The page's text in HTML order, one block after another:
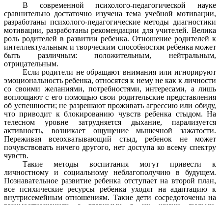
В современной психолого-педагогической науке
сравнительно достаточно изучена тема учебной мотивации,
разработаны психолого-педагогические методы диагностики
мотивации, разработаны рекомендации для учителей. Велика
роль родителей в развитии ребенка. Отношение родителей к
интеллектуальным и творческим способностям ребенка может
быть различным: положительным, нейтральным,
отрицательным.
Если родители не обращают внимания или игнорируют
эмоциональность ребенка, относятся к нему не как к личности
со своими желаниями, потребностями, интересами, а лишь
воплощают с его помощью свои родительские представления
об успешности; не разрешают проживать агрессию или обиду,
что приводит к блокированию чувств ребенка стыдом. На
телесном уровне затрудняется дыхание, парализуется
активность, возникает ощущение мышечной зажатости.
Переживая всеохватывающий стыд, ребенок не может
почувствовать ничего другого, нет доступа ко всему спектру
чувств.
Такие методы воспитания могут привести к
личностному и социальному неблагополучию в будущем.
Познавательное развитие ребенка отступает на второй план,
все психические ресурсы ребенка уходят на адаптацию к
внутрисемейным отношениям. Такие дети сосредоточены на